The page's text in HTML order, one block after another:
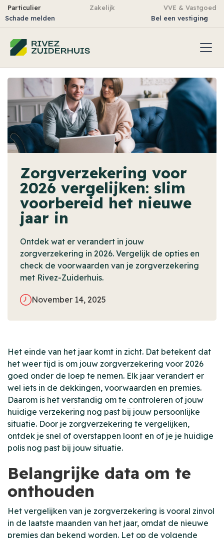
Particulier Zakelijk
VVE & Vastgoed
Schade melden
Bel een vestiging
Zorgverzekering voor
2026 vergelijken: slim
voorbereid het nieuwe
jaar in
Ontdek wat er verandert in jouw
zorgverzekering in 2026. Vergelijk de opties en
check de voorwaarden van je zorgverzekering
met Rivez-Zuiderhuis.
November 14, 2025
Het einde van het jaar komt in zicht. Dat betekent dat
het weer tijd is om jouw zorgverzekering voor 2026
goed onder de loep te nemen. Elk jaar verandert er
wel iets in de dekkingen, voorwaarden en premies.
Daarom is het verstandig om te controleren of jouw
huidige verzekering nog past bij jouw persoonlijke
situatie. Door je zorgverzekering te vergelijken,
ontdek je snel of overstappen loont en of je je huidige
polis nog past bij jouw situatie.
Belangrijke data om te
onthouden
Het vergelijken van je zorgverzekering is vooral zinvol
in de laatste maanden van het jaar, omdat de nieuwe
premies dan bekend worden. Let op de volgende